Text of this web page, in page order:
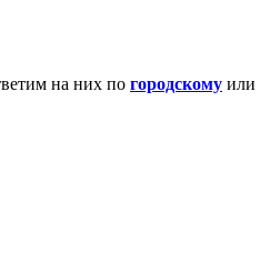
на них по городскому или